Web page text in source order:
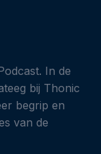
In de
bij Thonic
begrip en
van de